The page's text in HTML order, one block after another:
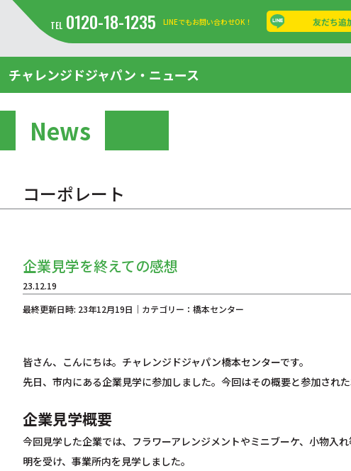
TEL 0120-18-1235 LINEでもお問い合わせOK！ 友だち追
チャレンジドジャパン・ニュース
News
コーポレート
企業見学を終えての感想
23.12.19
最終更新日時: 23年12月19日｜カテゴリー：橋本センター
皆さん、こんにちは。チャレンジドジャパン橋本センターです。
先日、市内にある企業見学に参加しました。今回はその概要と参加され
企業見学概要
今回見学した企業では、フラワーアレンジメントやミニブーケ、小物入
明を受け、事業所内を見学しました。